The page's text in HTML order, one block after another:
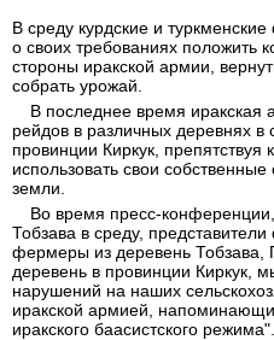
В среду курдские и
о своих требованиях положить
стороны иракской армии,
собрать урожай.
В последнее время иракская
рейдов в различных деревнях в
провинции Киркук,
использовать свои
земли.
Во время пресс-
Тобзава в среду,
фермеры из деревень Тобзава,
деревень в провинции Киркук,
нарушений на наших
иракской армией,
иракского баасистского режима".